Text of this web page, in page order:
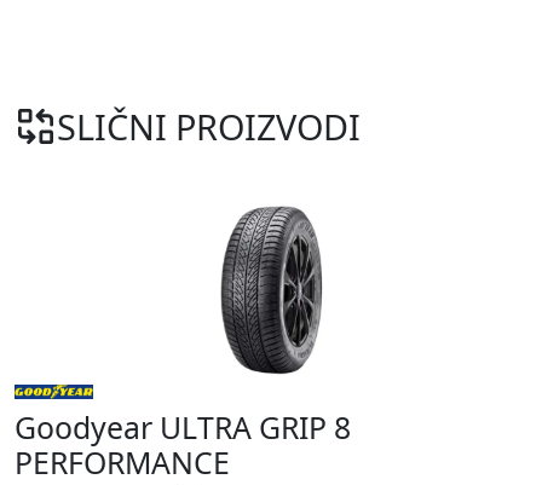
SLIČNI PROIZVODI
Goodyear ULTRA GRIP 8
PERFORMANCE